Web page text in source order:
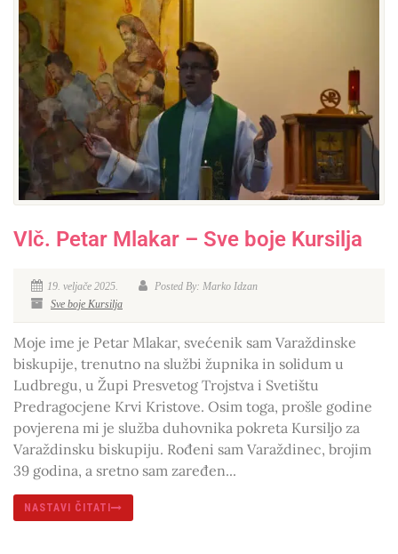
Vlč. Petar Mlakar – Sve boje Kursilja
19. veljače 2025.
Posted By: Marko Idzan
Sve boje Kursilja
Moje ime je Petar Mlakar, svećenik sam Varaždinske
biskupije, trenutno na službi župnika in solidum u
Ludbregu, u Župi Presvetog Trojstva i Svetištu
Predragocjene Krvi Kristove. Osim toga, prošle godine
povjerena mi je služba duhovnika pokreta Kursiljo za
Varaždinsku biskupiju. Rođeni sam Varaždinec, brojim
39 godina, a sretno sam zaređen...
NASTAVI ČITATI